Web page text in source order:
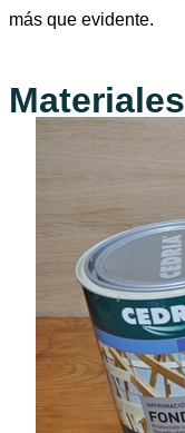
más que evidente.
Materiales